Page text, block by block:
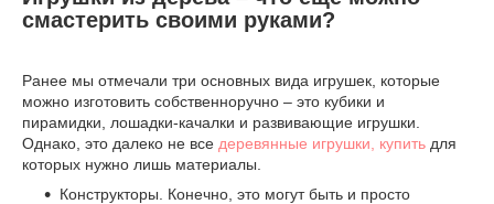
смастерить своими руками?
Ранее мы отмечали три основных вида игрушек, которые
можно изготовить собственноручно – это кубики и
пирамидки, лошадки-качалки и развивающие игрушки.
Однако, это далеко не все деревянные игрушки, купить для
которых нужно лишь материалы.
Конструкторы. Конечно, это могут быть и просто